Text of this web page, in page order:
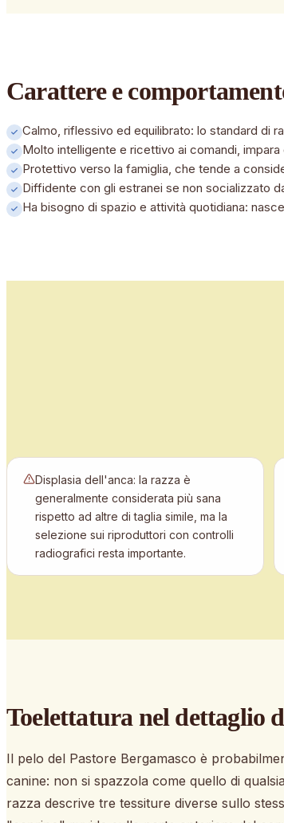
Carattere e
Calmo, riflessivo ed equilibrato: lo standard di
Molto intelligente e ricettivo ai comandi,
Protettivo verso la famiglia, che tende a
Diffidente con gli estranei se non socializzato
Ha bisogno di spazio e attività quotidiana:
Displasia dell'anca: la razza è
generalmente considerata più sana
rispetto ad altre di taglia simile, ma la
selezione sui riproduttori con controlli
radiografici resta importante.
Toelettatura nel dettaglio
Il pelo del Pastore Bergamasco è
canine: non si spazzola come quello di
razza descrive tre tessiture diverse sullo